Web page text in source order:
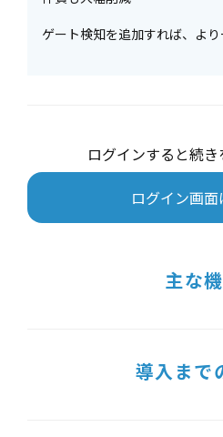
ゲート検知を追加すれば、よ
ログインすると続
ログイン画面
主な
導入まで